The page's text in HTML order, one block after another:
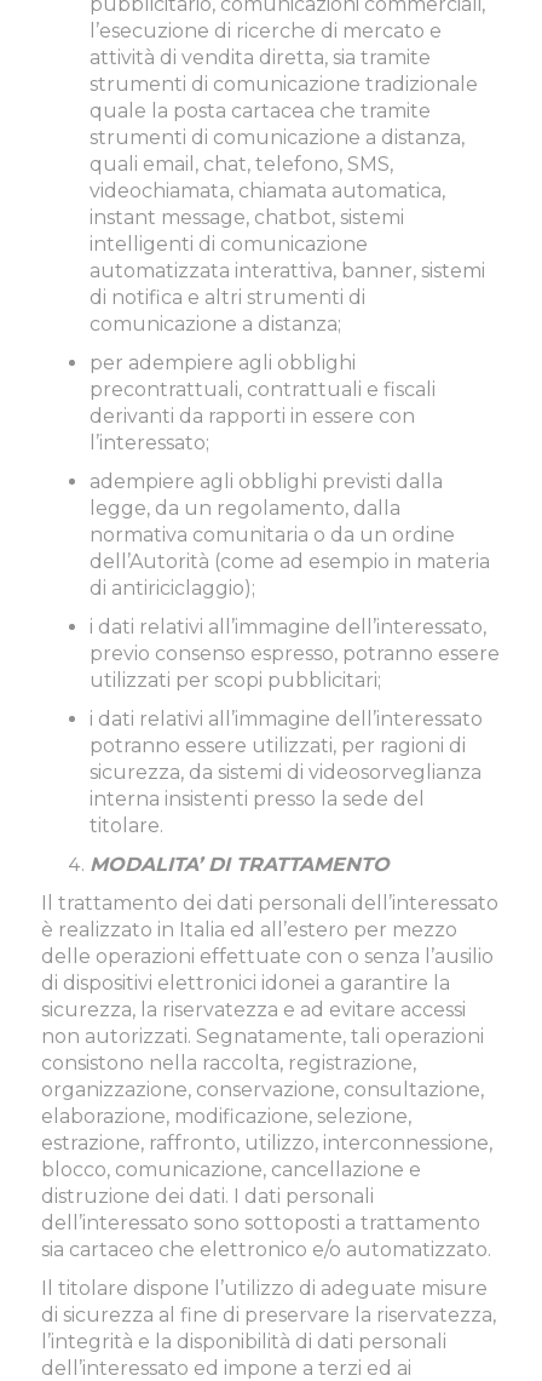
l’esecuzione di ricerche di mercato e
attività di vendita diretta, sia tramite
strumenti di comunicazione tradizionale
quale la posta cartacea che tramite
strumenti di comunicazione a distanza,
quali email, chat, telefono, SMS,
videochiamata, chiamata automatica,
instant message, chatbot, sistemi
intelligenti di comunicazione
automatizzata interattiva, banner, sistemi
di notifica e altri strumenti di
comunicazione a distanza;
per adempiere agli obblighi
precontrattuali, contrattuali e fiscali
derivanti da rapporti in essere con
l’interessato;
adempiere agli obblighi previsti dalla
legge, da un regolamento, dalla
normativa comunitaria o da un ordine
dell’Autorità (come ad esempio in materia
di antiriciclaggio);
i dati relativi all’immagine dell’interessato,
previo consenso espresso, potranno essere
utilizzati per scopi pubblicitari;
i dati relativi all’immagine dell’interessato
potranno essere utilizzati, per ragioni di
sicurezza, da sistemi di videosorveglianza
interna insistenti presso la sede del
titolare.
MODALITA’ DI TRATTAMENTO
Il trattamento dei dati personali dell’interessato
è realizzato in Italia ed all’estero per mezzo
delle operazioni effettuate con o senza l’ausilio
di dispositivi elettronici idonei a garantire la
sicurezza, la riservatezza e ad evitare accessi
non autorizzati. Segnatamente, tali operazioni
consistono nella raccolta, registrazione,
organizzazione, conservazione, consultazione,
elaborazione, modificazione, selezione,
estrazione, raffronto, utilizzo, interconnessione,
blocco, comunicazione, cancellazione e
distruzione dei dati. I dati personali
dell’interessato sono sottoposti a trattamento
sia cartaceo che elettronico e/o automatizzato.
Il titolare dispone l’utilizzo di adeguate misure
di sicurezza al fine di preservare la riservatezza,
l’integrità e la disponibilità di dati personali
dell’interessato ed impone a terzi ed ai